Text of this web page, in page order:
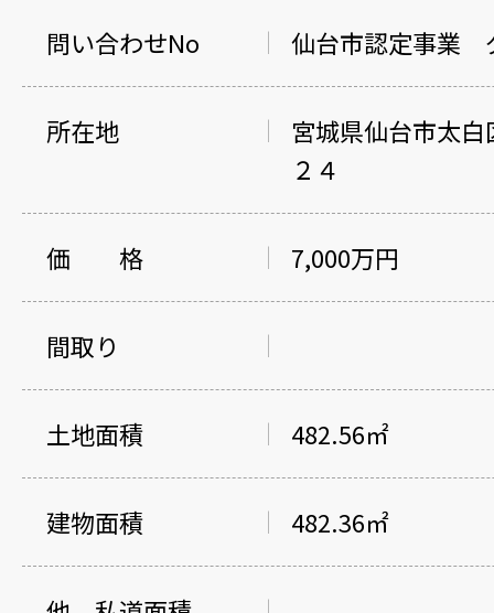
問い合わせNo 仙台市認定事業
所在地
宮城県仙台市太
２４
価 格 7,000万円
間取り
土地面積 482.56㎡
建物面積 482.36㎡